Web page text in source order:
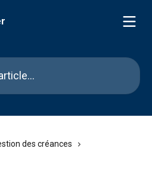
des créances